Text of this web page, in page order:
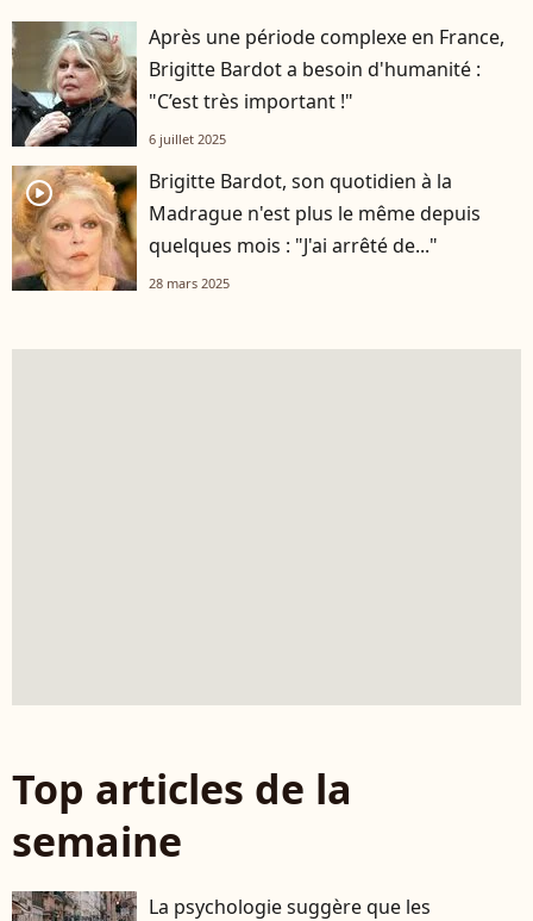
Après une période complexe en France,
Brigitte Bardot a besoin d'humanité :
"C’est très important !"
6 juillet 2025
player2
Brigitte Bardot, son quotidien à la
Madrague n'est plus le même depuis
quelques mois : "J'ai arrêté de..."
28 mars 2025
Top articles de la
semaine
La psychologie suggère que les